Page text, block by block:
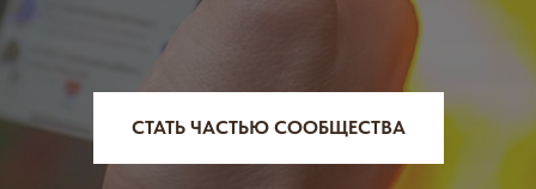
СТАТЬ ЧАСТЬЮ СООБЩЕСТВА